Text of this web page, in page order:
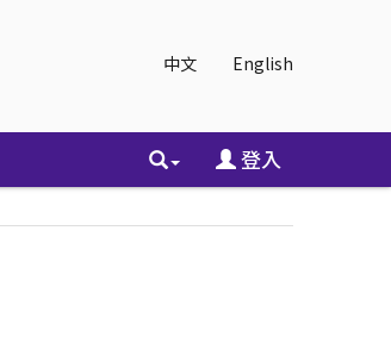
中文 English
登入